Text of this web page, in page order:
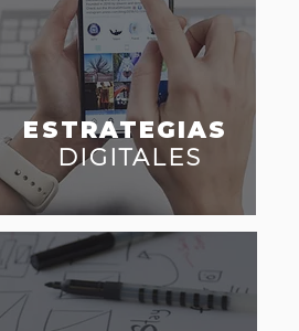
ESTRATEGIAS
DIGITALES